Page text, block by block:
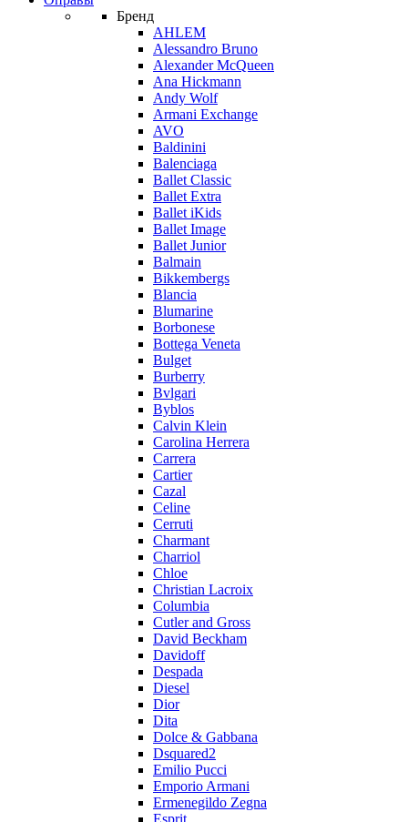
Бренд
AHLEM
Alessandro Bruno
Alexander McQueen
Ana Hickmann
Andy Wolf
Armani Exchange
AVO
Baldinini
Balenciaga
Ballet Classic
Ballet Extra
Ballet iKids
Ballet Image
Ballet Junior
Balmain
Bikkembergs
Blancia
Blumarine
Borbonese
Bottega Veneta
Bulget
Burberry
Bvlgari
Byblos
Calvin Klein
Carolina Herrera
Carrera
Cartier
Cazal
Celine
Cerruti
Charmant
Charriol
Chloe
Christian Lacroix
Columbia
Cutler and Gross
David Beckham
Davidoff
Despada
Diesel
Dior
Dita
Dolce & Gabbana
Dsquared2
Emilio Pucci
Emporio Armani
Ermenegildo Zegna
Esprit